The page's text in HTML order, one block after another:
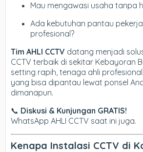
Mau mengawasi usaha tanpa
Ada kebutuhan pantau
profesional?
Tim AHLI CCTV datang menjadi
CCTV terbaik di sekitar Kebayoran
setting rapih, tenaga ahli
yang bisa dipantau lewat ponsel
dimanapun.
📞 Diskusi & Kunjungan GRATIS!
WhatsApp AHLI CCTV saat ini juga.
Kenapa Instalasi CCTV di